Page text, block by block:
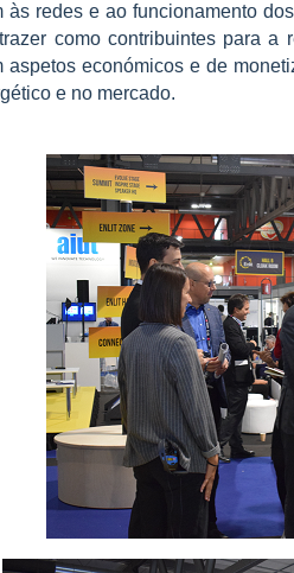
às redes e ao funcionamento
como contribuintes para
aspetos económicos e de
e no mercado.